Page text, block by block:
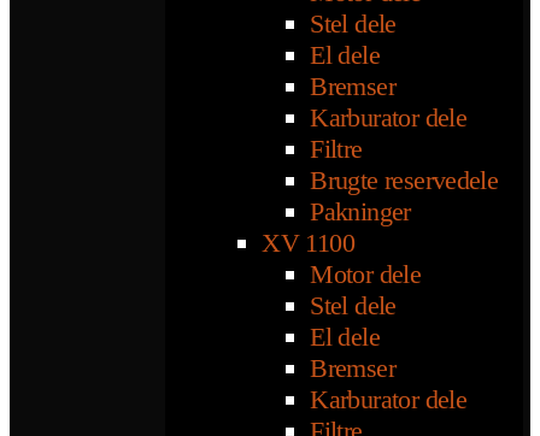
Stel dele
El dele
Bremser
Karburator dele
Filtre
Brugte reservedele
Pakninger
XV 1100
Motor dele
Stel dele
El dele
Bremser
Karburator dele